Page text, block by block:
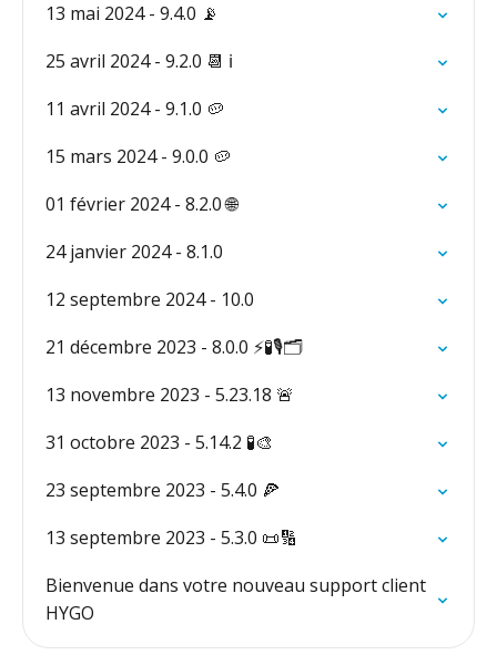
13 mai 2024 - 9.4.0 📡
25 avril 2024 - 9.2.0 📆 ℹ️
11 avril 2024 - 9.1.0 🥔
15 mars 2024 - 9.0.0 🥔
01 février 2024 - 8.2.0 🌐
24 janvier 2024 - 8.1.0
12 septembre 2024 - 10.0
21 décembre 2023 - 8.0.0 ⚡️🧪🎙️🗂️
13 novembre 2023 - 5.23.18 🚨
31 octobre 2023 - 5.14.2 🧪🎨
23 septembre 2023 - 5.4.0 🍕
13 septembre 2023 - 5.3.0 📜🔢
Bienvenue dans votre nouveau support client
HYGO